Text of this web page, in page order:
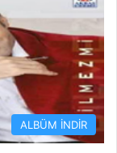
ALBÜM İNDİR